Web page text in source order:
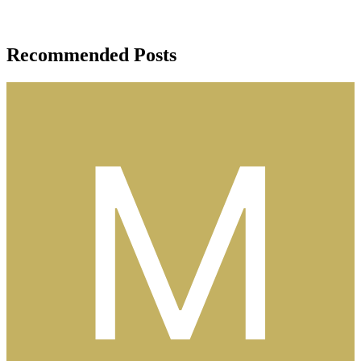
Recommended Posts